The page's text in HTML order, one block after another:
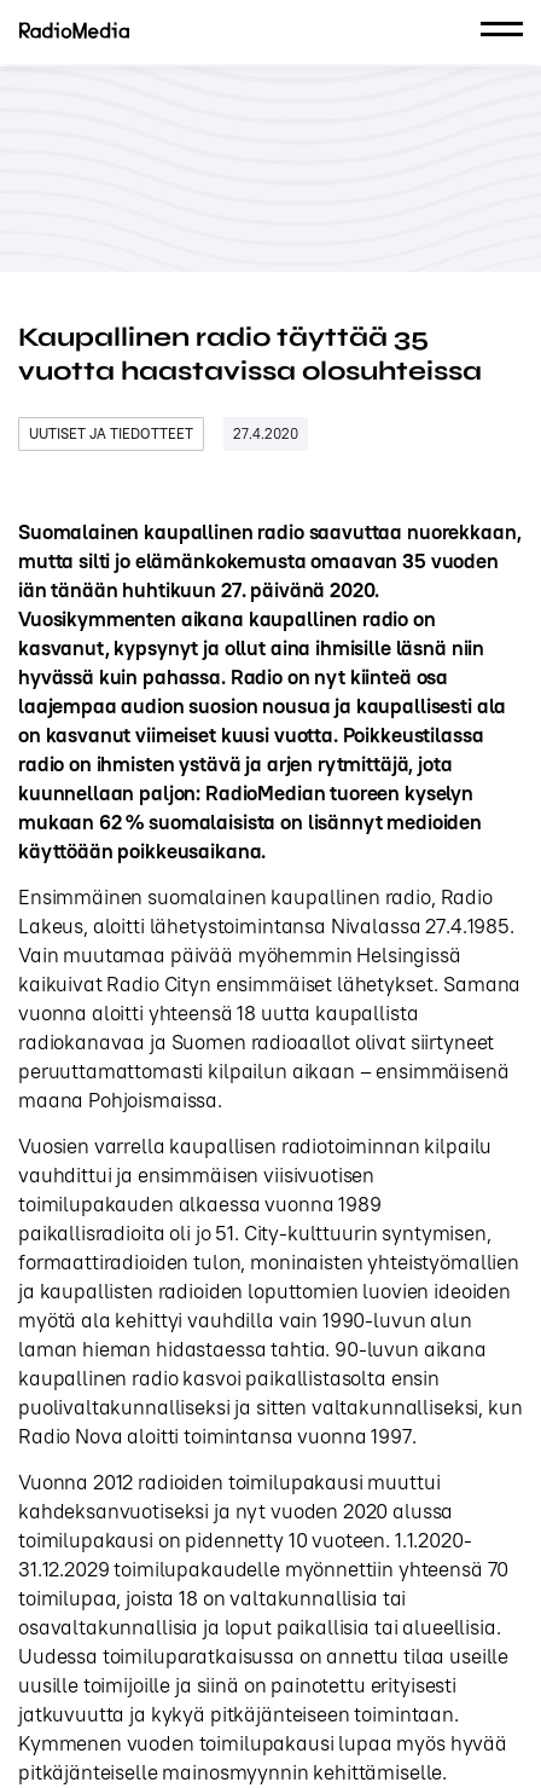
Kaupallinen radio täyttää 35
vuotta haastavissa olosuhteissa
UUTISET JA TIEDOTTEET 27.4.2020
Suomalainen kaupallinen radio saavuttaa nuorekkaan,
mutta silti jo elämänkokemusta omaavan 35 vuoden
iän tänään huhtikuun 27. päivänä 2020.
Vuosikymmenten aikana kaupallinen radio on
kasvanut, kypsynyt ja ollut aina ihmisille läsnä niin
hyvässä kuin pahassa. Radio on nyt kiinteä osa
laajempaa audion suosion nousua ja kaupallisesti ala
on kasvanut viimeiset kuusi vuotta. Poikkeustilassa
radio on ihmisten ystävä ja arjen rytmittäjä, jota
kuunnellaan paljon: RadioMedian tuoreen kyselyn
mukaan 62 % suomalaisista on lisännyt medioiden
käyttöään poikkeusaikana.
Ensimmäinen suomalainen kaupallinen radio, Radio
Lakeus, aloitti lähetystoimintansa Nivalassa 27.4.1985.
Vain muutamaa päivää myöhemmin Helsingissä
kaikuivat Radio Cityn ensimmäiset lähetykset. Samana
vuonna aloitti yhteensä 18 uutta kaupallista
radiokanavaa ja Suomen radioaallot olivat siirtyneet
peruuttamattomasti kilpailun aikaan – ensimmäisenä
maana Pohjoismaissa.
Vuosien varrella kaupallisen radiotoiminnan kilpailu
vauhdittui ja ensimmäisen viisivuotisen
toimilupakauden alkaessa vuonna 1989
paikallisradioita oli jo 51. City-kulttuurin syntymisen,
formaattiradioiden tulon, moninaisten yhteistyömallien
ja kaupallisten radioiden loputtomien luovien ideoiden
myötä ala kehittyi vauhdilla vain 1990-luvun alun
laman hieman hidastaessa tahtia. 90-luvun aikana
kaupallinen radio kasvoi paikallistasolta ensin
puolivaltakunnalliseksi ja sitten valtakunnalliseksi, kun
Radio Nova aloitti toimintansa vuonna 1997.
Vuonna 2012 radioiden toimilupakausi muuttui
kahdeksanvuotiseksi ja nyt vuoden 2020 alussa
toimilupakausi on pidennetty 10 vuoteen. 1.1.2020-
31.12.2029 toimilupakaudelle myönnettiin yhteensä 70
toimilupaa, joista 18 on valtakunnallisia tai
osavaltakunnallisia ja loput paikallisia tai alueellisia.
Uudessa toimiluparatkaisussa on annettu tilaa useille
uusille toimijoille ja siinä on painotettu erityisesti
jatkuvuutta ja kykyä pitkäjänteiseen toimintaan.
Kymmenen vuoden toimilupakausi lupaa myös hyvää
pitkäjänteiselle mainosmyynnin kehittämiselle.